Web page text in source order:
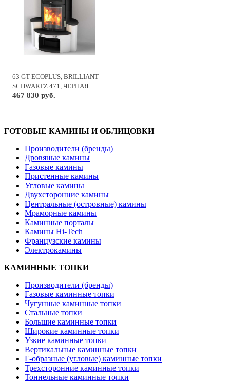
63 GT ECOPLUS, BRILLIANT-
SCHWARTZ 471, ЧЕРНАЯ
РАМКА
467 830 руб.
ГОТОВЫЕ КАМИНЫ И ОБЛИЦОВКИ
Производители (бренды)
Дровяные камины
Газовые камины
Пристенные камины
Угловые камины
Двухсторонние камины
Центральные (островные) камины
Мраморные камины
Каминные порталы
Камины Hi-Tech
Французские камины
Электрокамины
КАМИННЫЕ ТОПКИ
Производители (бренды)
Газовые каминные топки
Чугунные каминные топки
Стальные топки
Большие каминные топки
Широкие каминные топки
Узкие каминные топки
Вертикальные каминные топки
Г-образные (угловые) каминные топки
Трехсторонние каминные топки
Тоннельные каминные топки